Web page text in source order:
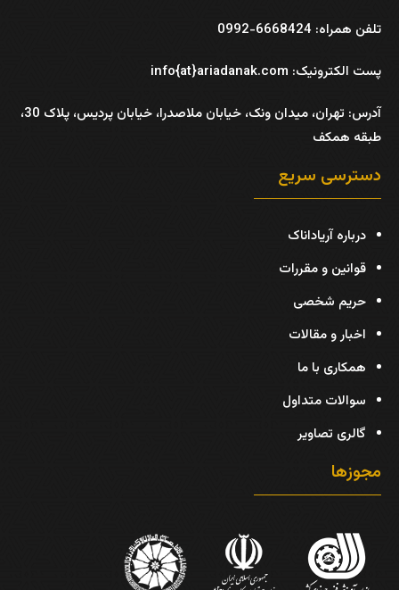
تلفن همراه: 6668424-0992
پست الکترونیک: info{at}ariadanak.com
آدرس:
تهران، میدان ونک، خیابان ملاصدرا، خیابان پردیس، پلاک 30،
طبقه همکف
دسترسی سریع
درباره آریاداناک
قوانین و مقررات
حریم شخصی
اخبار و مقالات
همکاری با ما
سوالات متداول
گالری تصاویر
مجوزها